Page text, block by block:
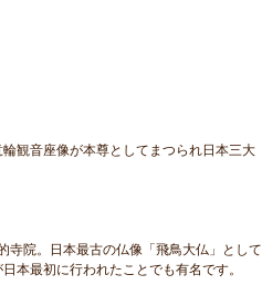
観音座像が本尊としてまつられ日本三大
院。日本最古の仏像「飛鳥大仏」として
本最初に行われたことでも有名です。